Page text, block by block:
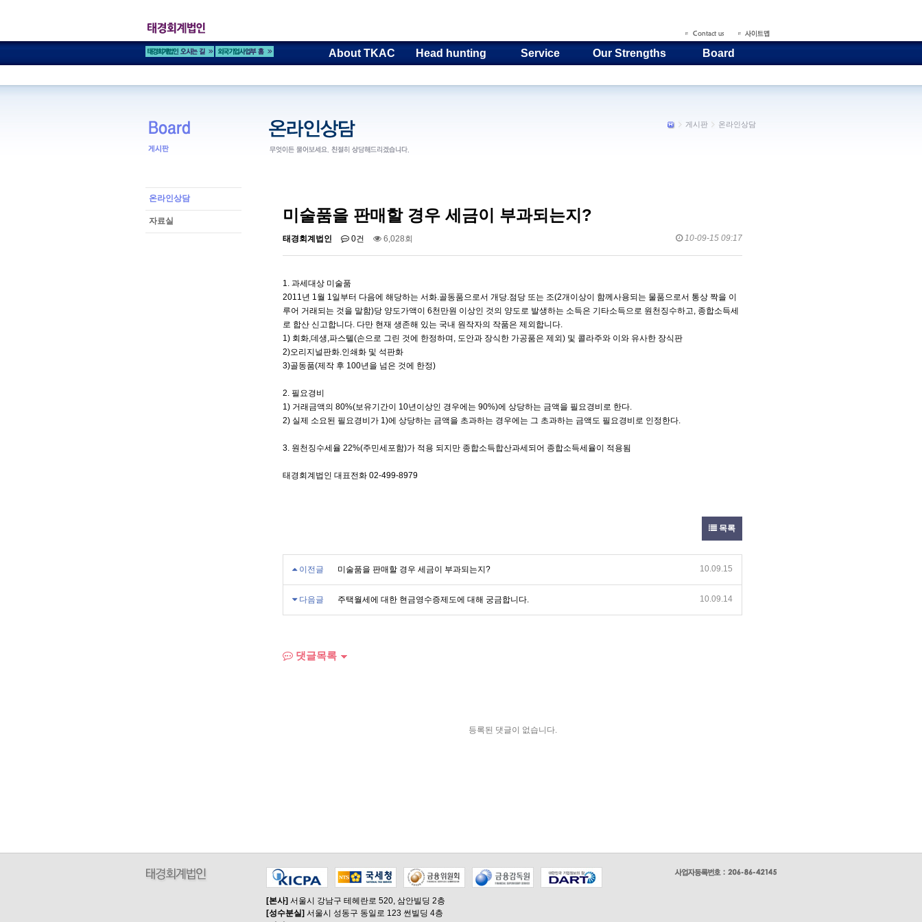
About TKAC Head hunting Service Our Strengths Board
온라인상담
자료실
게시판 온라인상담
미술품을 판매할 경우 세금이 부과되는지?
태경회계법인 0건 6,028회 10-09-15 09:17
1. 과세대상 미술품
2011년 1월 1일부터 다음에 해당하는 서화.골동품으로서 개당.점당 또는 조(2개이상이 함께사용되는 물품으로서 통상 짝을 이
루어 거래되는 것을 말함)당 양도가액이 6천만원 이상인 것의 양도로 발생하는 소득은 기타소득으로 원천징수하고, 종합소득세
로 합산 신고합니다. 다만 현재 생존해 있는 국내 원작자의 작품은 제외합니다.
1) 회화,데생,파스텔(손으로 그린 것에 한정하며, 도안과 장식한 가공품은 제외) 및 콜라주와 이와 유사한 장식판
2)오리지널판화.인쇄화 및 석판화
3)골동품(제작 후 100년을 넘은 것에 한정)
2. 필요경비
1) 거래금액의 80%(보유기간이 10년이상인 경우에는 90%)에 상당하는 금액을 필요경비로 한다.
2) 실제 소요된 필요경비가 1)에 상당하는 금액을 초과하는 경우에는 그 초과하는 금액도 필요경비로 인정한다.
3. 원천징수세율 22%(주민세포함)가 적용 되지만 종합소득합산과세되어 종합소득세율이 적용됨
태경회계법인 대표전화 02-499-8979
목록
이전글 미술품을 판매할 경우 세금이 부과되는지? 10.09.15
다음글 주택월세에 대한 현금영수증제도에 대해 궁금합니다. 10.09.14
댓글목록
등록된 댓글이 없습니다.
[본사] 서울시 강남구 테헤란로 520, 삼안빌딩 2층
[성수분실] 서울시 성동구 동일로 123 썬빌딩 4층